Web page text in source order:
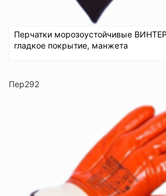
Перчатки морозоустойчивые
гладкое покрытие, манжета
Пер292